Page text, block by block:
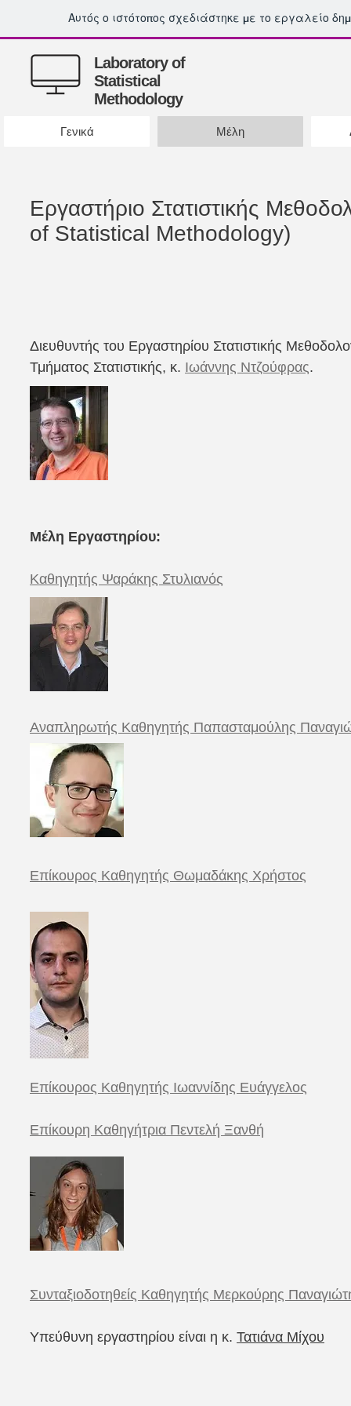
Αυτός ο ιστότοπος σχεδιάστηκε με το εργαλείο
Laboratory of
Statistical
Methodology
Γενικά Μέλη
Εργαστήριο Στατιστικής
of Statistical Methodology)
Διευθυντής του Εργαστηρίου Στατιστικής
Τμήματος Στατιστικής, κ. Ιωάννης Ντζούφρας.
Μέλη Εργαστηρίου:
Καθηγητής Ψαράκης Στυλιανός
Αναπληρωτής Καθηγητής Παπασταμούλης
Επίκουρος Καθηγητής Θωμαδάκης Χρήστος
Επίκουρος Καθηγητής Ιωαννίδης Ευάγγελος
Επίκουρη Καθηγήτρια Πεντελή Ξανθή
Συνταξιοδοτηθείς Καθηγητής Μερκούρης
Yπεύθυνη εργαστηρίου είναι η κ. Τατιάνα Μίχου